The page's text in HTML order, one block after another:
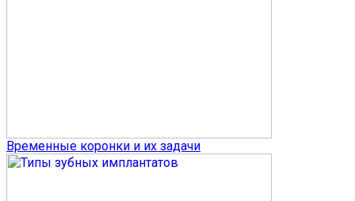
Временные коронки и их задачи